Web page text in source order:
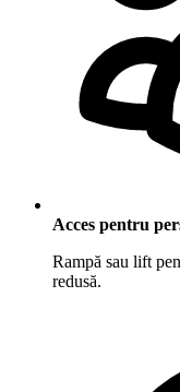
Acces pentru
Rampă sau lift
redusă.